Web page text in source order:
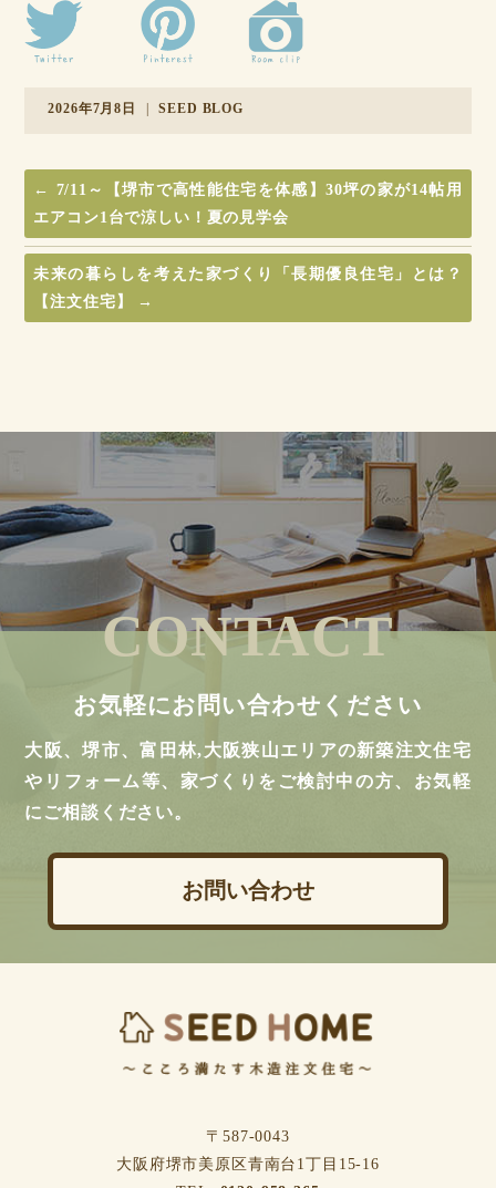
2026年7月8日 | SEED BLOG
←
7/11～【堺市で高性能住宅を体感】30坪の家が14帖用
エアコン1台で涼しい！夏の見学会
未来の暮らしを考えた家づくり「長期優良住宅」とは？
【注文住宅】
→
CONTACT
お気軽にお問い合わせください
大阪、堺市、富田林,大阪狭山エリアの新築注文住宅
やリフォーム等、家づくりをご検討中の方、お気軽
にご相談ください。
お問い合わせ
〒587-0043
⼤阪府堺市美原区⻘南台1丁⽬15-16